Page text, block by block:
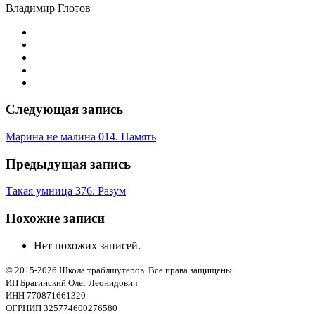
Владимир Глотов
Следующая запись
Марина не малина 014. Память
Предыдущая запись
Такая умница 376. Разум
Похожие записи
Нет похожих записей.
© 2015-2026 Школа траблшутеров. Все права защищены.
ИП Брагинский Олег Леонидович
ИНН 770871661320
ОГРНИП 325774600276580